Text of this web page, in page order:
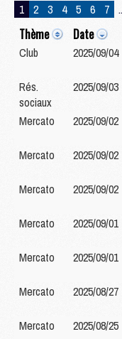
1 2 3 4 5 6 7
Thème Date
Club 2025/09/04
Rés.
sociaux
2025/09/03
Mercato
2025/09/02
Mercato
2025/09/02
Mercato
2025/09/02
Mercato
2025/09/01
Mercato
2025/09/01
Mercato
2025/08/27
Mercato
2025/08/25